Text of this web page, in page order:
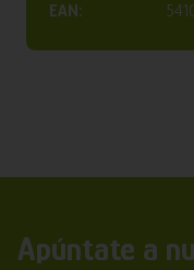
EAN:
Apúntate a